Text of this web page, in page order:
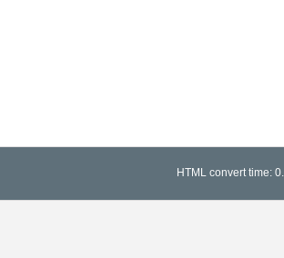
HTML convert time: